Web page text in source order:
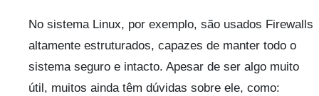
No sistema Linux, por exemplo, são usados Firewalls
altamente estruturados, capazes de manter todo o
sistema seguro e intacto. Apesar de ser algo muito
útil, muitos ainda têm dúvidas sobre ele, como: